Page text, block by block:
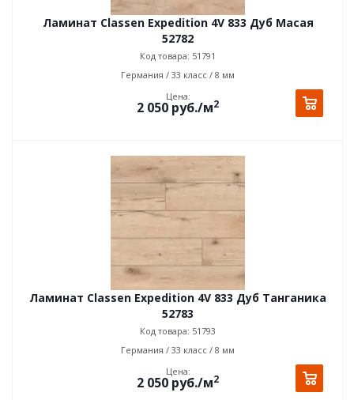
Ламинат Classen Expedition 4V 833 Дуб Масая
52782
Код товара: 51791
Германия / 33 класс / 8 мм
Цена:
2 050 руб./м2
Ламинат Classen Expedition 4V 833 Дуб Танганика
52783
Код товара: 51793
Германия / 33 класс / 8 мм
Цена:
2 050 руб./м2